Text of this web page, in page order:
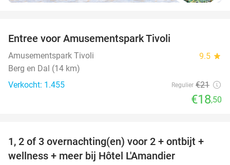
Entree voor Amusementspark Tivoli
Amusementspark Tivoli 9.5 star
Berg en Dal (14 km)
Verkocht: 1.455
Regulier €21
€18,50
32%
TODAY
1, 2 of 3 overnachting(en) voor 2 + ontbijt +
wellness + meer bij Hôtel L'Amandier